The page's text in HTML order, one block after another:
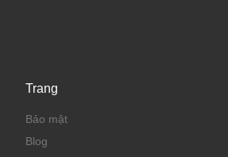
Trang
Bảo mật
Blog